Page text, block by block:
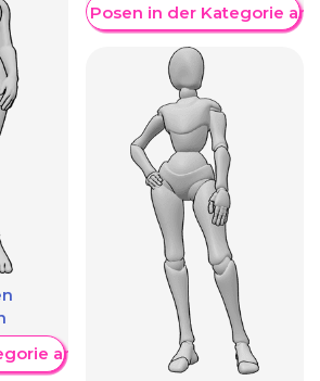
anzeigen
Weitere Posen in der Kategorie